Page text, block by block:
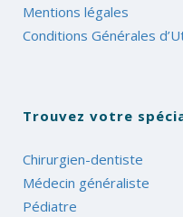
Mentions légales
Conditions Générales
Trouvez votre
Chirurgien-dentiste
Médecin généraliste
Pédiatre